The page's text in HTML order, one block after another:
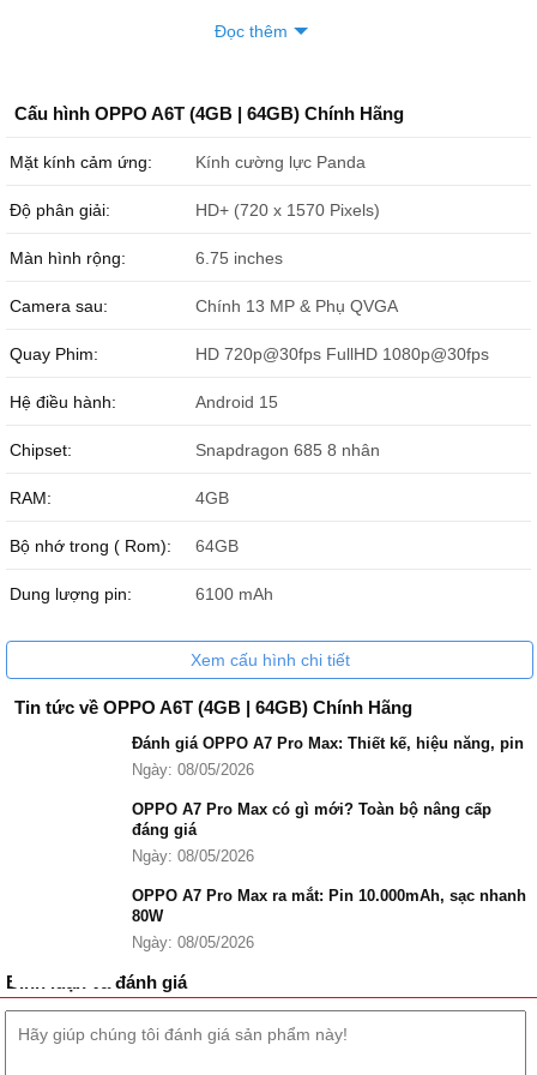
Đặc điểm nổi bật của OPPO A6T
Màn hình LCD lớn 6.75 inch, tần số 120Hz và độ sáng tối đa
Thiết kế sang trọng với mặt lưng thủy tinh hữu cơ và khả năng
Vi xử lý Snapdragon 685 kết nối 4G, 4GB RAM và 64GB bộ
nhớ trong
nghe 3.5mm
tiện ích như Ứng dụng kép
Theo thông tin chính thức, OPPO A6T được ra mắt vào tháng
01/2026 tại thị trường Việt Nam. Chiếc smartphone này được định
vượt trội phục vụ nhu cầu cơ bản.
OPPO A6T hiện tại đang được bán chính hãng tại nhiều hệ thống
Đọc thêm
Cấu hình OPPO A6T (4GB | 64GB) Chính Hãng
Mặt kính cảm ứng: Kính cường lực Panda
Độ phân giải: HD+ (720 x 1570 Pixels)
Màn hình rộng: 6.75 inches
Camera sau: Chính 13 MP & Phụ QVGA
Quay Phim: HD 720p@30fps FullHD 1080p@30fps
Hệ điều hành: Android 15
Chipset: Snapdragon 685 8 nhân
RAM: 4GB
Bộ nhớ trong ( Rom): 64GB
Dung lượng pin: 6100 mAh
Xem cấu hình chi tiết
Tin tức về OPPO A6T (4GB | 64GB) Chính Hãng
Đánh giá OPPO A7 Pro Max: Thiết kế, hiệu năng, pin
Ngày: 08/05/2026
OPPO A7 Pro Max có gì mới? Toàn bộ nâng cấp
đáng giá
Ngày: 08/05/2026
OPPO A7 Pro Max ra mắt: Pin 10.000mAh, sạc nhanh
80W
Ngày: 08/05/2026
Bình luận và đánh giá